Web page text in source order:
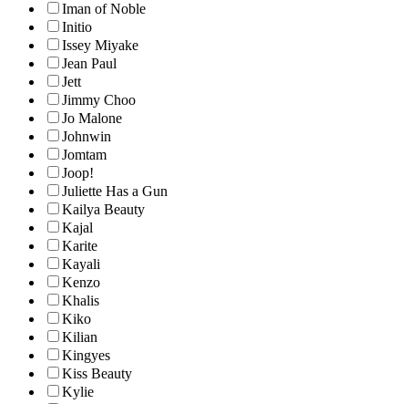
Iman of Noble
Initio
Issey Miyake
Jean Paul
Jett
Jimmy Choo
Jo Malone
Johnwin
Jomtam
Joop!
Juliette Has a Gun
Kailya Beauty
Kajal
Karite
Kayali
Kenzo
Khalis
Kiko
Kilian
Kingyes
Kiss Beauty
Kylie